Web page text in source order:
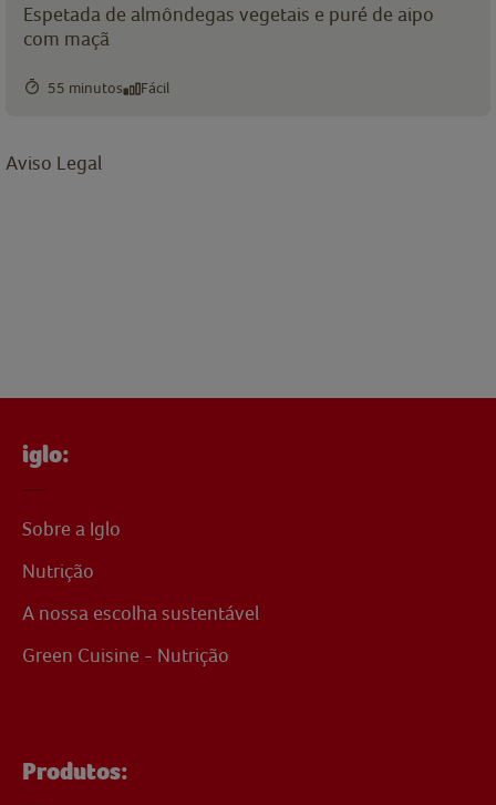
Espetada de almôndegas vegetais e puré de aipo
com maçã
55 minutos Fácil
Aviso Legal
iglo:
Sobre a Iglo
Nutrição
A nossa escolha sustentável
Green Cuisine - Nutrição
Produtos: